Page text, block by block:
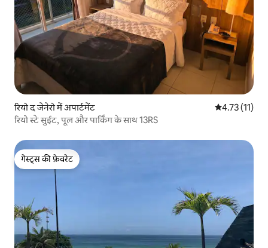
रियो द जेनेरो में अपार्टमेंट औसत रेटिंग 5 में
4.73 (11)
रियो स्टे सुईट, पूल और पार्किंग के साथ 13RS
गेस्ट्स की फ़ेवरेट
गेस्ट्स की फ़ेवरेट